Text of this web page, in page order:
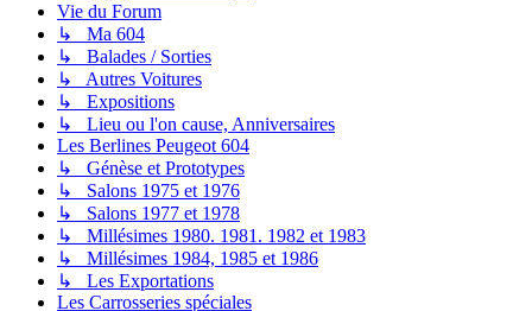
Vie du Forum
↳ Ma 604
↳ Balades / Sorties
↳ Autres Voitures
↳ Expositions
↳ Lieu ou l'on cause, Anniversaires
Les Berlines Peugeot 604
↳ Génèse et Prototypes
↳ Salons 1975 et 1976
↳ Salons 1977 et 1978
↳ Millésimes 1980. 1981. 1982 et 1983
↳ Millésimes 1984, 1985 et 1986
↳ Les Exportations
Les Carrosseries spéciales